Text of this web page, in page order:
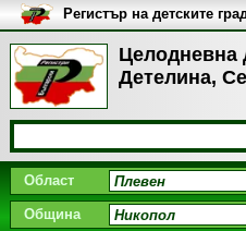
Целодневна
Детелина,
Регистър на детските
България
Област
Община